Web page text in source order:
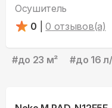
Осушитель
0
0 отзывов(а)
#до 23 м² #до 16